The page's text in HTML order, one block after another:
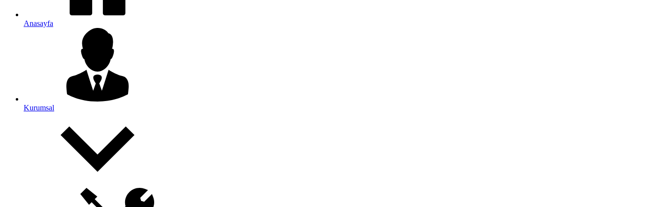
Anasayfa
Kurumsal